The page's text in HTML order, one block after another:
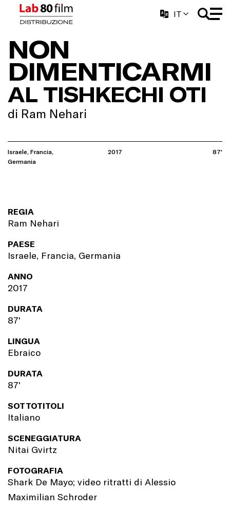
IT
NON
DIMENTICARMI
AL TISHKECHI OTI
di Ram Nehari
Israele, Francia,
Germania
2017 87'
REGIA
Ram Nehari
PAESE
Israele, Francia, Germania
ANNO
2017
DURATA
87'
LINGUA
Ebraico
DURATA
87'
SOTTOTITOLI
Italiano
SCENEGGIATURA
Nitai Gvirtz
FOTOGRAFIA
Shark De Mayo; video ritratti di Alessio
Maximilian Schroder